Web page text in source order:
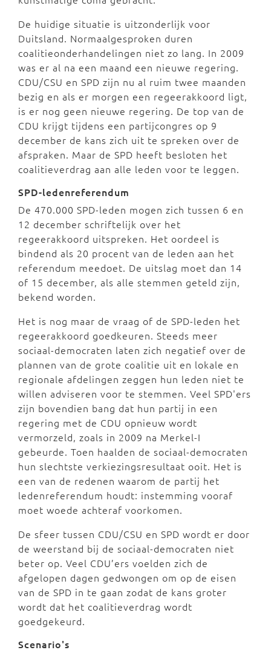
De huidige situatie is uitzonderlijk voor
Duitsland. Normaalgesproken duren
coalitieonderhandelingen niet zo lang. In 2009
was er al na een maand een nieuwe regering.
CDU/CSU en SPD zijn nu al ruim twee maanden
bezig en als er morgen een regeerakkoord ligt,
is er nog geen nieuwe regering. De top van de
CDU krijgt tijdens een partijcongres op 9
december de kans zich uit te spreken over de
afspraken. Maar de SPD heeft besloten het
coalitieverdrag aan alle leden voor te leggen.
SPD-ledenreferendum
De 470.000 SPD-leden mogen zich tussen 6 en
12 december schriftelijk over het
regeerakkoord uitspreken. Het oordeel is
bindend als 20 procent van de leden aan het
referendum meedoet. De uitslag moet dan 14
of 15 december, als alle stemmen geteld zijn,
bekend worden.
Het is nog maar de vraag of de SPD-leden het
regeerakkoord goedkeuren. Steeds meer
sociaal-democraten laten zich negatief over de
plannen van de grote coalitie uit en lokale en
regionale afdelingen zeggen hun leden niet te
willen adviseren voor te stemmen. Veel SPD'ers
zijn bovendien bang dat hun partij in een
regering met de CDU opnieuw wordt
vermorzeld, zoals in 2009 na Merkel-I
gebeurde. Toen haalden de sociaal-democraten
hun slechtste verkiezingsresultaat ooit. Het is
een van de redenen waarom de partij het
ledenreferendum houdt: instemming vooraf
moet woede achteraf voorkomen.
De sfeer tussen CDU/CSU en SPD wordt er door
de weerstand bij de sociaal-democraten niet
beter op. Veel CDU’ers voelden zich de
afgelopen dagen gedwongen om op de eisen
van de SPD in te gaan zodat de kans groter
wordt dat het coalitieverdrag wordt
goedgekeurd.
Scenario's